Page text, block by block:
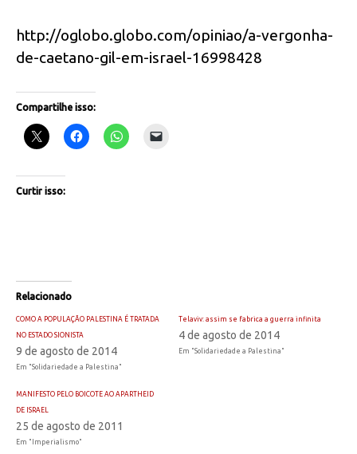
http://oglobo.globo.com/opiniao/a-vergonha-
de-caetano-gil-em-israel-16998428
Compartilhe isso:
Curtir isso:
Relacionado
COMO A POPULAÇÃO PALESTINA É TRATADA
NO ESTADO SIONISTA
9 de agosto de 2014
Em "Solidariedade a Palestina"
Telaviv: assim se fabrica a guerra infinita
4 de agosto de 2014
Em "Solidariedade a Palestina"
MANIFESTO PELO BOICOTE AO APARTHEID
DE ISRAEL
25 de agosto de 2011
Em "Imperialismo"